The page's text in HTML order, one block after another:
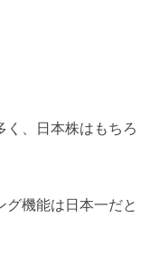
く、日本株はもちろ
グ機能は日本一だと